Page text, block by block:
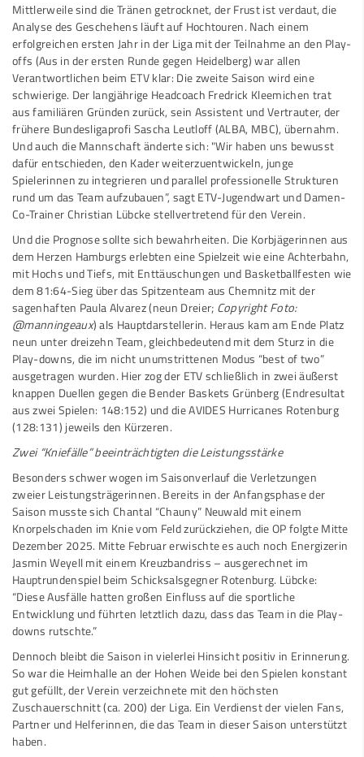
Mittlerweile sind die Tränen getrocknet, der Frust ist verdaut, die
Analyse des Geschehens läuft auf Hochtouren. Nach einem
erfolgreichen ersten Jahr in der Liga mit der Teilnahme an den Play-
offs (Aus in der ersten Runde gegen Heidelberg) war allen
Verantwortlichen beim ETV klar: Die zweite Saison wird eine
schwierige. Der langjährige Headcoach Fredrick Kleemichen trat
aus familiären Gründen zurück, sein Assistent und Vertrauter, der
frühere Bundesligaprofi Sascha Leutloff (ALBA, MBC), übernahm.
Und auch die Mannschaft änderte sich: "Wir haben uns bewusst
dafür entschieden, den Kader weiterzuentwickeln, junge
Spielerinnen zu integrieren und parallel professionelle Strukturen
rund um das Team aufzubauen”, sagt ETV-Jugendwart und Damen-
Co-Trainer Christian Lübcke stellvertretend für den Verein.
Und die Prognose sollte sich bewahrheiten. Die Korbjägerinnen aus
dem Herzen Hamburgs erlebten eine Spielzeit wie eine Achterbahn,
mit Hochs und Tiefs, mit Enttäuschungen und Basketballfesten wie
dem 81:64-Sieg über das Spitzenteam aus Chemnitz mit der
sagenhaften Paula Alvarez (neun Dreier; Copyright Foto:
@manningeaux) als Hauptdarstellerin. Heraus kam am Ende Platz
neun unter dreizehn Team, gleichbedeutend mit dem Sturz in die
Play-downs, die im nicht unumstrittenen Modus “best of two”
ausgetragen wurden. Hier zog der ETV schließlich in zwei äußerst
knappen Duellen gegen die Bender Baskets Grünberg (Endresultat
aus zwei Spielen: 148:152) und die AVIDES Hurricanes Rotenburg
(128:131) jeweils den Kürzeren.
Zwei “Kniefälle” beeinträchtigten die Leistungsstärke
Besonders schwer wogen im Saisonverlauf die Verletzungen
zweier Leistungsträgerinnen. Bereits in der Anfangsphase der
Saison musste sich Chantal “Chauny” Neuwald mit einem
Knorpelschaden im Knie vom Feld zurückziehen, die OP folgte Mitte
Dezember 2025. Mitte Februar erwischte es auch noch Energizerin
Jasmin Weyell mit einem Kreuzbandriss – ausgerechnet im
Hauptrundenspiel beim Schicksalsgegner Rotenburg. Lübcke:
“Diese Ausfälle hatten großen Einfluss auf die sportliche
Entwicklung und führten letztlich dazu, dass das Team in die Play-
downs rutschte.”
Dennoch bleibt die Saison in vielerlei Hinsicht positiv in Erinnerung.
So war die Heimhalle an der Hohen Weide bei den Spielen konstant
gut gefüllt, der Verein verzeichnete mit den höchsten
Zuschauerschnitt (ca. 200) der Liga. Ein Verdienst der vielen Fans,
Partner und Helferinnen, die das Team in dieser Saison unterstützt
haben.